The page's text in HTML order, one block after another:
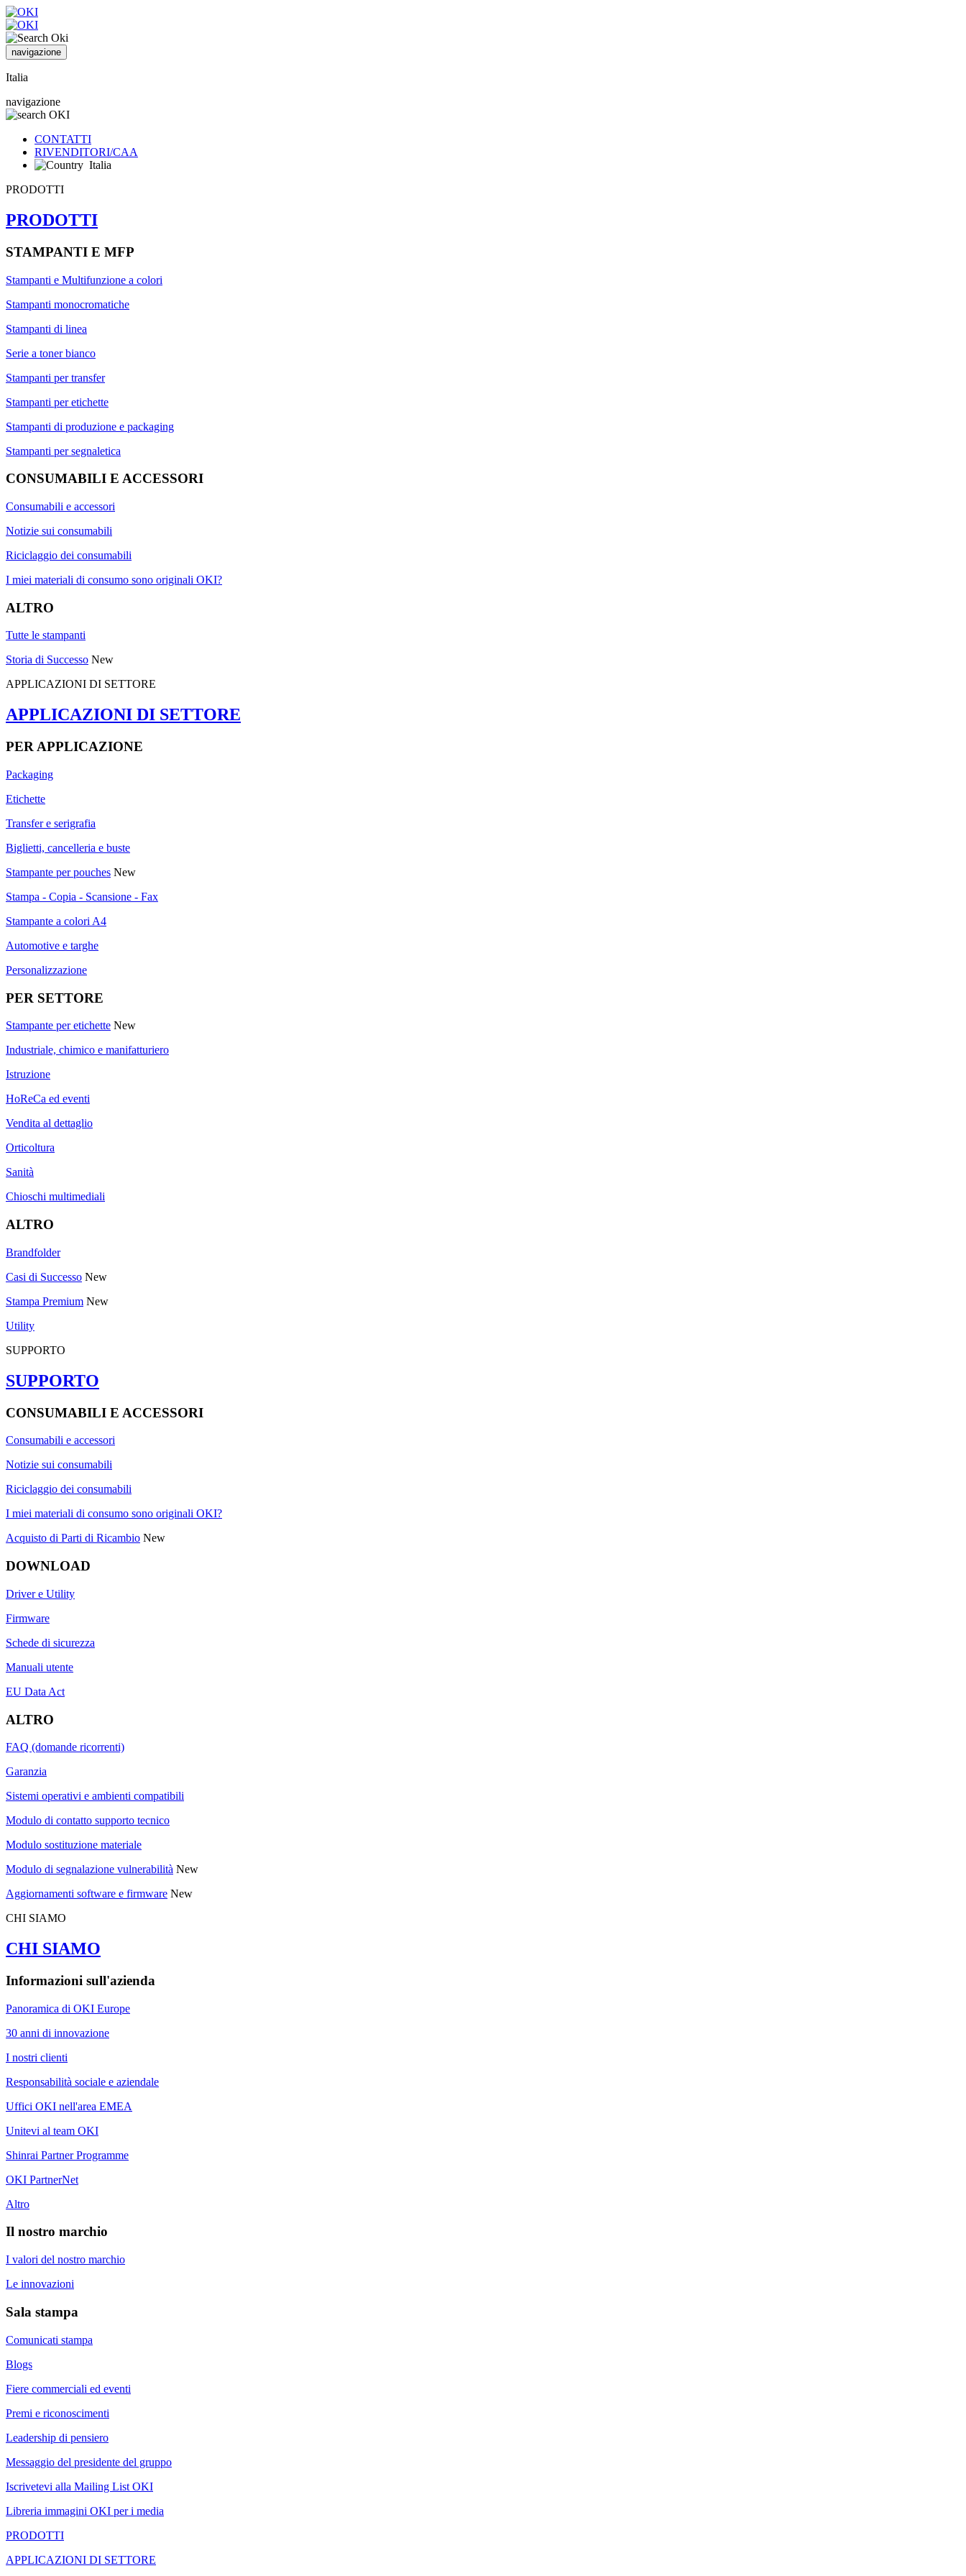
navigazione
Italia
navigazione
CONTATTI
RIVENDITORI/CAA
Italia
PRODOTTI
PRODOTTI
STAMPANTI E MFP
Stampanti e Multifunzione a colori
Stampanti monocromatiche
Stampanti di linea
Serie a toner bianco
Stampanti per transfer
Stampanti per etichette
Stampanti di produzione e packaging
Stampanti per segnaletica
CONSUMABILI E ACCESSORI
Consumabili e accessori
Notizie sui consumabili
Riciclaggio dei consumabili
I miei materiali di consumo sono originali OKI?
ALTRO
Tutte le stampanti
Storia di Successo New
APPLICAZIONI DI SETTORE
APPLICAZIONI DI SETTORE
PER APPLICAZIONE
Packaging
Etichette
Transfer e serigrafia
Biglietti, cancelleria e buste
Stampante per pouches New
Stampa - Copia - Scansione - Fax
Stampante a colori A4
Automotive e targhe
Personalizzazione
PER SETTORE
Stampante per etichette New
Industriale, chimico e manifatturiero
Istruzione
HoReCa ed eventi
Vendita al dettaglio
Orticoltura
Sanità
Chioschi multimediali
ALTRO
Brandfolder
Casi di Successo New
Stampa Premium New
Utility
SUPPORTO
SUPPORTO
CONSUMABILI E ACCESSORI
Consumabili e accessori
Notizie sui consumabili
Riciclaggio dei consumabili
I miei materiali di consumo sono originali OKI?
Acquisto di Parti di Ricambio New
DOWNLOAD
Driver e Utility
Firmware
Schede di sicurezza
Manuali utente
EU Data Act
ALTRO
FAQ (domande ricorrenti)
Garanzia
Sistemi operativi e ambienti compatibili
Modulo di contatto supporto tecnico
Modulo sostituzione materiale
Modulo di segnalazione vulnerabilità New
Aggiornamenti software e firmware New
CHI SIAMO
CHI SIAMO
Informazioni sull'azienda
Panoramica di OKI Europe
30 anni di innovazione
I nostri clienti
Responsabilità sociale e aziendale
Uffici OKI nell'area EMEA
Unitevi al team OKI
Shinrai Partner Programme
OKI PartnerNet
Altro
Il nostro marchio
I valori del nostro marchio
Le innovazioni
Sala stampa
Comunicati stampa
Blogs
Fiere commerciali ed eventi
Premi e riconoscimenti
Leadership di pensiero
Messaggio del presidente del gruppo
Iscrivetevi alla Mailing List OKI
Libreria immagini OKI per i media
PRODOTTI
APPLICAZIONI DI SETTORE